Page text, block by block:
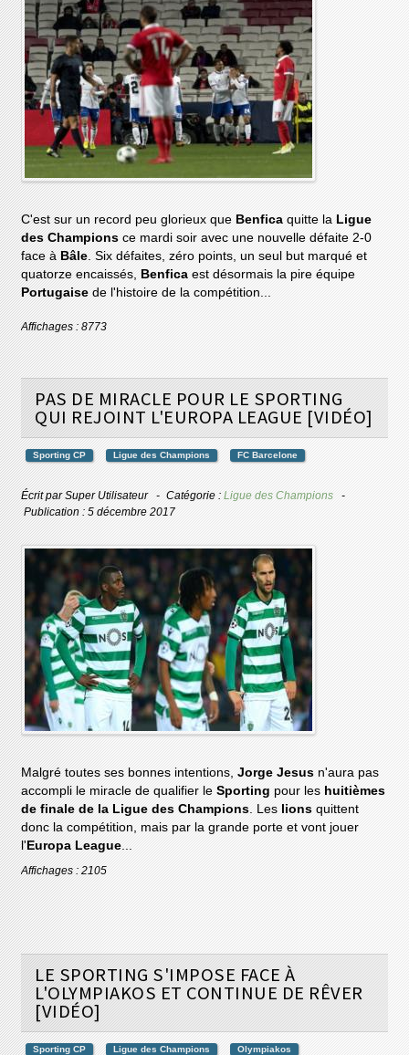
C'est sur un record peu glorieux que Benfica quitte la Ligue
des Champions ce mardi soir avec une nouvelle défaite 2-0
face à Bâle. Six défaites, zéro points, un seul but marqué et
quatorze encaissés, Benfica est désormais la pire équipe
Portugaise de l'histoire de la compétition...
Affichages : 8773
PAS DE MIRACLE POUR LE SPORTING
QUI REJOINT L'EUROPA LEAGUE [VIDÉO]
Sporting CP Ligue des Champions FC Barcelone
Écrit parSuper Utilisateur Catégorie :Ligue des Champions
Publication : 5 décembre 2017
Malgré toutes ses bonnes intentions,Jorge Jesus n'aura pas
accompli le miracle de qualifier leSporting pour les huitièmes
de finale de la Ligue des Champions. Les lions quittent
donc la compétition, mais par la grande porte et vont jouer
l'Europa League...
Affichages : 2105
LE SPORTING S'IMPOSE FACE À
L'OLYMPIAKOS ET CONTINUE DE RÊVER
[VIDÉO]
Sporting CP Ligue des Champions Olympiakos